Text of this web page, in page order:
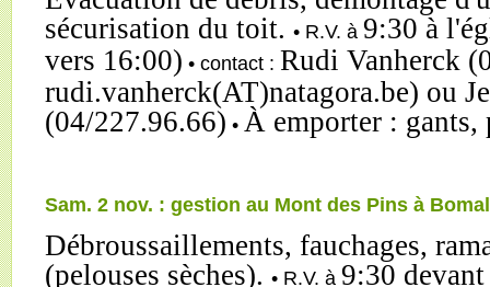
sécurisation du toit. • R.V. à 9:30 à
vers 16:00) • contact : Rudi Vanherck
rudi.vanherck(AT)natagora.be) ou
(04/227.96.66) • À emporter : gants,
Sam. 2 nov. : gestion au Mont des Pins à Bomal
Débroussaillements, fauchages,
(pelouses sèches). • R.V. à 9:30